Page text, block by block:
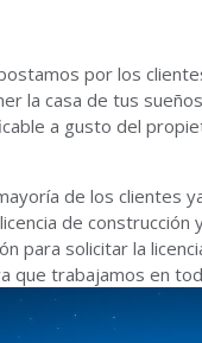
por los
la casa de tus
a gusto del
de los clientes
de
para solicitar la
que trabajamos en